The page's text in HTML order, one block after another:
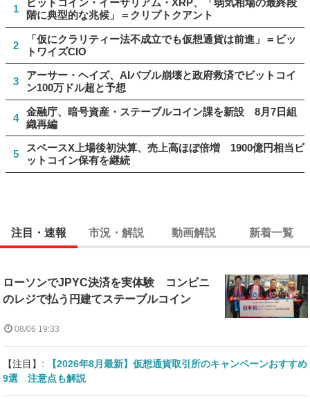
1
ビットコイン・イーサリアム・XRP、「弱気相場の最終段
階に典型的な兆候」＝クリプトクアント
2
「仮にクラリティー法不成立でも仮想通貨は前進」＝ビッ
トワイズCIO
3
アーサー・ヘイズ、AIバブル崩壊と政府救済でビットコイ
ン100万ドル超と予想
4
金融庁、暗号資産・ステーブルコイン課を新設 8月7日組
織再編
5
スペースX上場後初決算、売上高ほぼ倍増 1900億円相当ビ
ットコイン保有を継続
注目・速報 市況・解説 動画解説 新着一覧
ローソンでJPYC決済を実体験 コンビニ
のレジで払う円建てステーブルコイン
08/06 19:33
【注目】:
【2026年8月最新】仮想通貨取引所のキャンペーンおすすめ
9選 注意点も解説